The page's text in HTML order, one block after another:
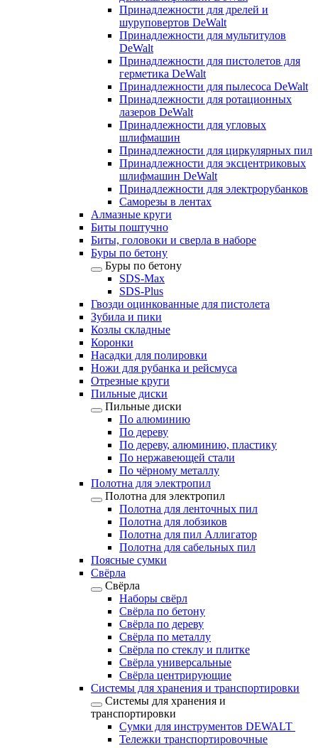
Принадлежности для дрелей и
шуруповертов DeWalt
Принадлежности для мультитулов
DeWalt
Принадлежности для пистолетов для
герметика DeWalt
Принадлежности для пылесоса DeWalt
Принадлежности для ротационных
лазеров DeWalt
Принадлежности для угловых
шлифмашин
Принадлежности для циркулярных пил
Принадлежности для эксцентриковых
шлифмашин DeWalt
Принадлежности для электрорубанков
Саморезы в лентах
Алмазные круги
Биты поштучно
Биты, головоки и сверла в наборе
Буры по бетону
Буры по бетону
SDS-Max
SDS-Plus
Гвозди оцинкованные для пистолета
Зубила и пики
Козлы складные
Коронки
Насадки для полировки
Ножи для рубанка и рейсмуса
Отрезные круги
Пильные диски
Пильные диски
По алюминию
По дереву
По дереву, алюминию, пластику
По нержавеющей стали
По чёрному металлу
Полотна для электропил
Полотна для электропил
Полотна для ленточных пил
Полотна для лобзиков
Полотна для пил Аллигатор
Полотна для сабельных пил
Поясные сумки
Свёрла
Свёрла
Наборы свёрл
Свёрла по бетону
Свёрла по дереву
Свёрла по металлу
Свёрла по стеклу и плитке
Свёрла универсальные
Свёрла центрирующие
Системы для хранения и транспортировки
Системы для хранения и
транспортировки
Сумки для инструментов DEWALT
Тележки транспортировочные